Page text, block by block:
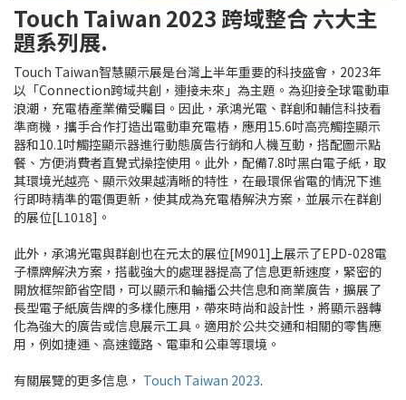
Touch Taiwan 2023 跨域整合 六大主
題系列展.
Touch Taiwan智慧顯示展是台灣上半年重要的科技盛會， 2023年
以「Connection跨域共創，連接未來」為主題。為迎接全球電動車
浪潮，充電樁產業備受矚目。因此，承鴻光電、群創和輔信科技看
準商機，攜手合作打造出電動車充電樁，應用15.6吋高亮觸控顯示
器和10.1吋觸控顯示器進行動態廣告行銷和人機互動，搭配圖示點
餐、方便消費者直覺式操控使用。此外，配備7.8吋黑白電子紙，取
其環境光越亮、顯示效果越清晰的特性，在最環保省電的情況下進
行即時精準的電價更新，使其成為充電樁解決方案，並展示在群創
的展位[L1018] 。
此外，承鴻光電與群創也在元太的展位[M901]上展示了EPD-028電
子標牌解決方案，搭載強大的處理器提高了信息更新速度，緊密的
開放框架節省空間，可以顯示和輪播公共信息和商業廣告，擴展了
長型電子紙廣告牌的多樣化應用，帶來時尚和設計性，將顯示器轉
化為強大的廣告或信息展示工具。適用於公共交通和相關的零售應
用，例如捷運、高速鐵路、電車和公車等環境。
有關展覽的更多信息， Touch Taiwan 2023.